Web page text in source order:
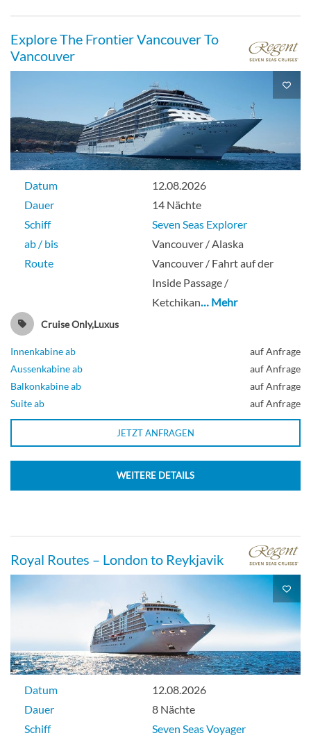
Explore The Frontier Vancouver To
Vancouver
Datum
12.08.2026
Dauer
14 Nächte
Schiff
Seven Seas Explorer
ab / bis
Vancouver / Alaska
Route
Vancouver / Fahrt auf der
Inside Passage /
Ketchikan… Mehr
Cruise Only,Luxus
Innenkabine ab
auf Anfrage
Aussenkabine ab
auf Anfrage
Balkonkabine ab
auf Anfrage
Suite ab
auf Anfrage
JETZT ANFRAGEN
WEITERE DETAILS
Royal Routes – London to Reykjavik
Datum
12.08.2026
Dauer
8 Nächte
Schiff
Seven Seas Voyager